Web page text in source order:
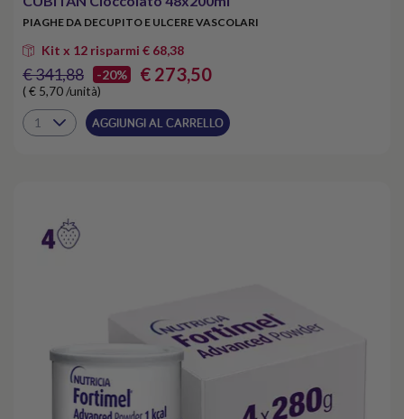
PIAGHE DA DECUPITO E ULCERE VASCOLARI
Kit x 12 risparmi € 68,38
€ 341,88 -20% € 273,50
( € 5,70 /unità)
AGGIUNGI AL CARRELLO